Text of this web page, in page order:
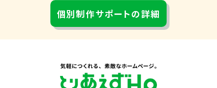
個別制作サポートの詳細